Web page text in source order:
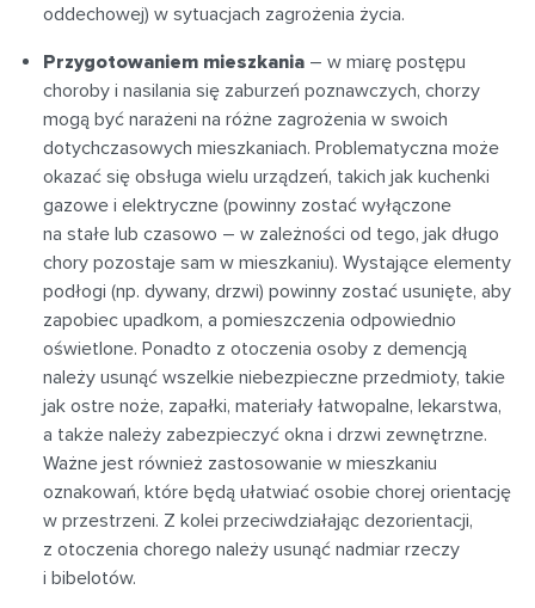
oddechowej) w sytuacjach zagrożenia życia.
Przygotowaniem mieszkania – w miarę postępu
choroby i nasilania się zaburzeń poznawczych, chorzy
mogą być narażeni na różne zagrożenia w swoich
dotychczasowych mieszkaniach. Problematyczna może
okazać się obsługa wielu urządzeń, takich jak kuchenki
gazowe i elektryczne (powinny zostać wyłączone
na stałe lub czasowo – w zależności od tego, jak długo
chory pozostaje sam w mieszkaniu). Wystające elementy
podłogi (np. dywany, drzwi) powinny zostać usunięte, aby
zapobiec upadkom, a pomieszczenia odpowiednio
oświetlone. Ponadto z otoczenia osoby z demencją
należy usunąć wszelkie niebezpieczne przedmioty, takie
jak ostre noże, zapałki, materiały łatwopalne, lekarstwa,
a także należy zabezpieczyć okna i drzwi zewnętrzne.
Ważne jest również zastosowanie w mieszkaniu
oznakowań, które będą ułatwiać osobie chorej orientację
w przestrzeni. Z kolei przeciwdziałając dezorientacji,
z otoczenia chorego należy usunąć nadmiar rzeczy
i bibelotów.